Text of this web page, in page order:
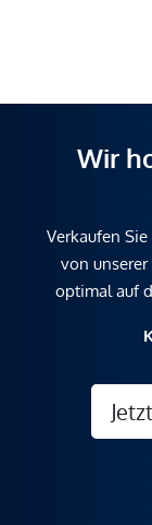
Wir
Verkaufen
von
optimal auf